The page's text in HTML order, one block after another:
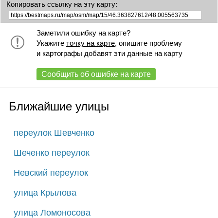
Копировать ссылку на эту карту:
Заметили ошибку на карте?
Укажите точку на карте, опишите проблему
и картографы добавят эти данные на карту
Сообщить об ошибке на карте
Ближайшие улицы
переулок Шевченко
Шеченко переулок
Невский переулок
улица Крылова
улица Ломоносова